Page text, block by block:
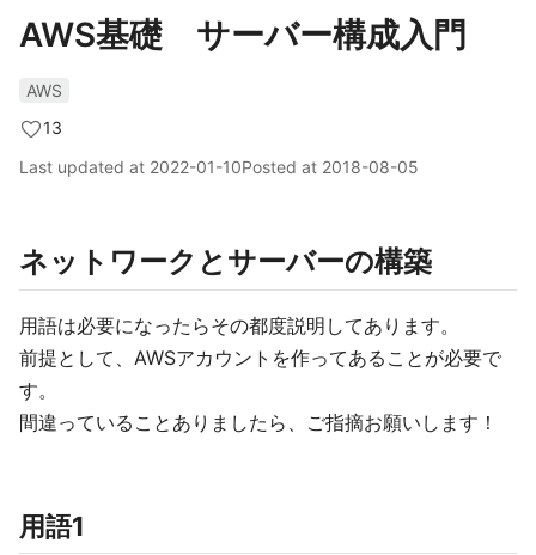
AWS基礎 サーバー構成入門
AWS
13
Last updated at 2022-01-10Posted at 2018-08-05
ネットワークとサーバーの構築
用語は必要になったらその都度説明してあります。
前提として、AWSアカウントを作ってあることが必要で
す。
間違っていることありましたら、ご指摘お願いします！
用語1